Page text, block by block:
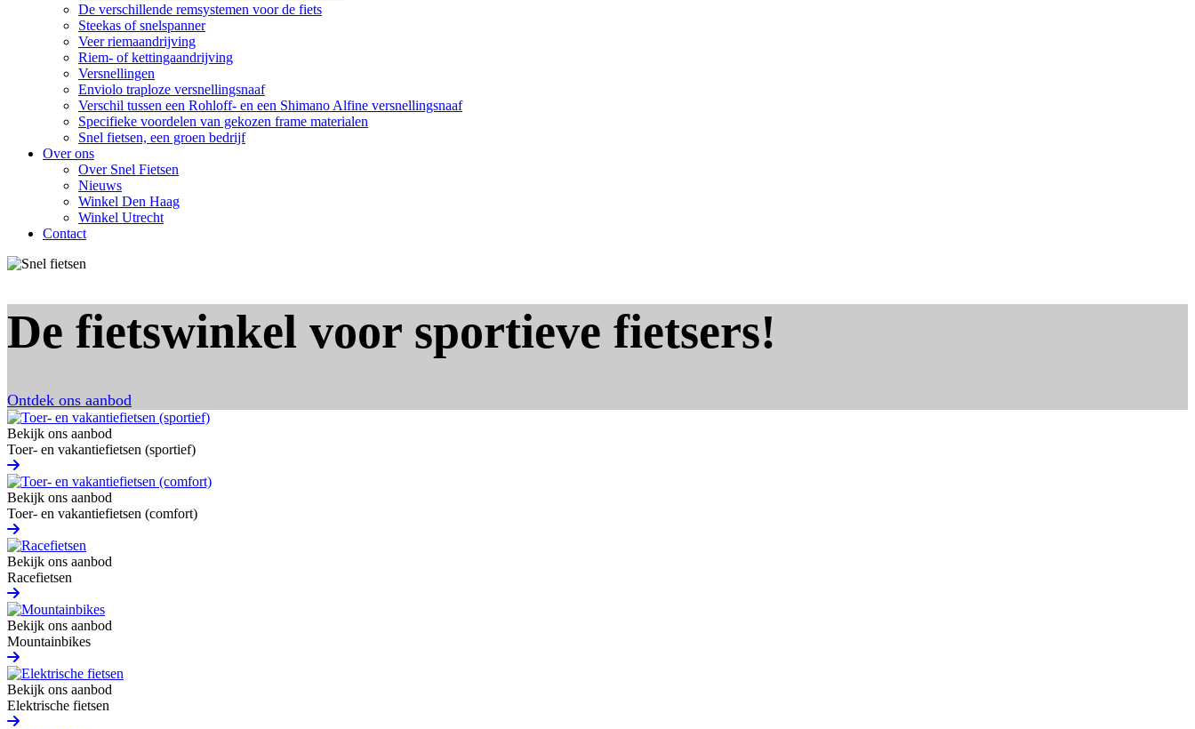
De verschillende remsystemen voor de fiets
Steekas of snelspanner
Veer riemaandrijving
Riem- of kettingaandrijving
Versnellingen
Enviolo traploze versnellingsnaaf
Verschil tussen een Rohloff- en een Shimano Alfine versnellingsnaaf
Specifieke voordelen van gekozen frame materialen
Snel fietsen, een groen bedrijf
Over ons
Over Snel Fietsen
Nieuws
Winkel Den Haag
Winkel Utrecht
Contact
De fietswinkel voor sportieve fietsers!
Ontdek ons aanbod
Bekijk ons aanbod
Toer- en vakantiefietsen (sportief)
Bekijk ons aanbod
Toer- en vakantiefietsen (comfort)
Bekijk ons aanbod
Racefietsen
Bekijk ons aanbod
Mountainbikes
Bekijk ons aanbod
Elektrische fietsen